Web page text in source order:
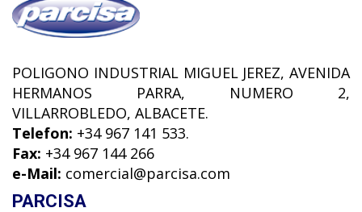
POLIGONO INDUSTRIAL MIGUEL JEREZ, AVENIDA
HERMANOS PARRA, NUMERO 2,
VILLARROBLEDO, ALBACETE.
Telefon: +34 967 141 533.
Fax: +34 967 144 266
e-Mail: comercial@parcisa.com
PARCISA